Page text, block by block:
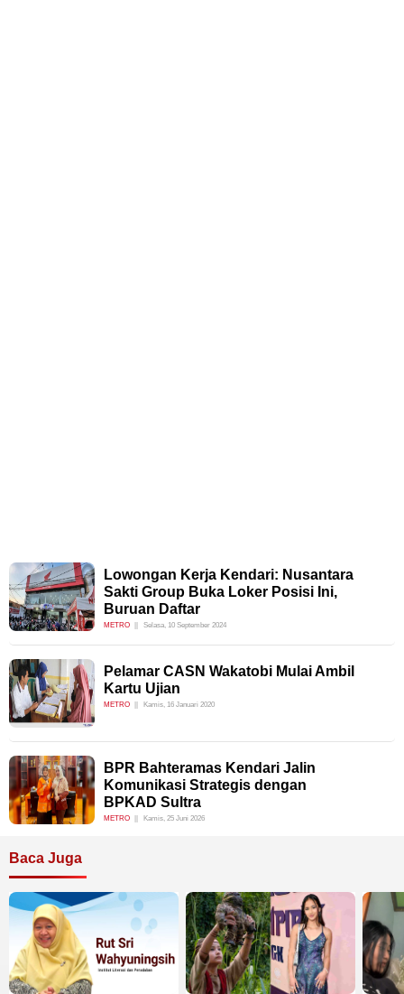
Lowongan Kerja Kendari: Nusantara
Sakti Group Buka Loker Posisi Ini,
Buruan Daftar
METRO Selasa, 10 September 2024
Pelamar CASN Wakatobi Mulai Ambil
Kartu Ujian
METRO Kamis, 16 Januari 2020
BPR Bahteramas Kendari Jalin
Komunikasi Strategis dengan
BPKAD Sultra
METRO Kamis, 25 Juni 2026
Baca Juga